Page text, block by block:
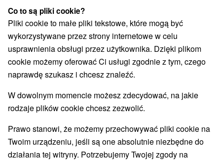
Romantyczne wypady
Wakacje rodzinne(3)
Wybierz lokalizację lub datę
Najlepiej sprzedające
WSZYSTKO TOP - BESTSELLERY NAJTAŃSZE
Co to są pliki cookie?
Pliki cookie to małe pliki tekstowe, które mogą być
wykorzystywane przez strony internetowe w celu
usprawnienia obsługi przez użytkownika. Dzięki plikom
cookie możemy oferować Ci usługi zgodnie z tym, czego
naprawdę szukasz i chcesz znaleźć.
W dowolnym momencie możesz zdecydować, na jakie
rodzaje plików cookie chcesz zezwolić.
Prawo stanowi, że możemy przechowywać pliki cookie na
Twoim urządzeniu, jeśli są one absolutnie niezbędne do
działania tej witryny. Potrzebujemy Twojej zgody na